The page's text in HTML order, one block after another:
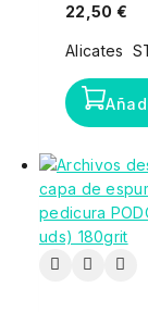
22,50 €
Alicates